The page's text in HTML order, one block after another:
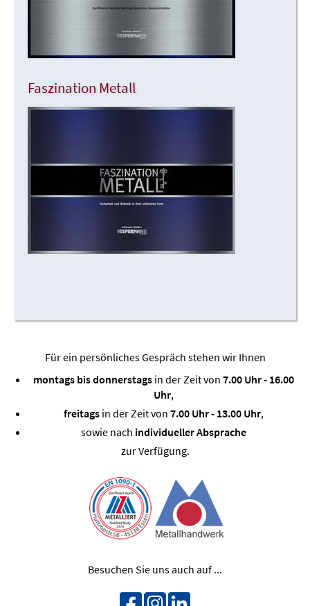
Faszination Metall
Für ein persönliches Gespräch stehen wir Ihnen
montags bis donnerstags in der Zeit von 7.00 Uhr - 16.00
Uhr,
freitags in der Zeit von 7.00 Uhr - 13.00 Uhr,
sowie nach individueller Absprache
zur Verfügung.
Besuchen Sie uns auch auf ...